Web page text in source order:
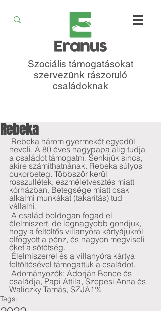
Szociális támogatásokat
szervezünk rászoruló
családoknak
Rebeka
neveli. A 80 éves nagypapa alig tudja
a családot támogatni. Senkijük sincs,
akire számíthatnának. Rebeka súlyos
cukorbeteg. Többször kerül
rosszullétek, eszméletvesztés miatt
kórházban. Betegsége miatt csak
alkalmi munkákat (takarítás) tud
vállalni.
élelmiszert, de legnagyobb gondjuk,
hogy a feltöltős villanyóra kártyájukról
elfogyott a pénz, és nagyon megviseli
őket a sötétség.
feltöltésével támogattuk a családot.
családja, Papi Attila, Szepesi Anna és
Waliczky Tamás, SZJA1%
Tags: